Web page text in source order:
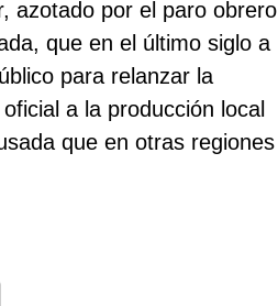
azotado por el paro obrero
que en el último siglo a
para relanzar la
a la producción local
que en otras regiones